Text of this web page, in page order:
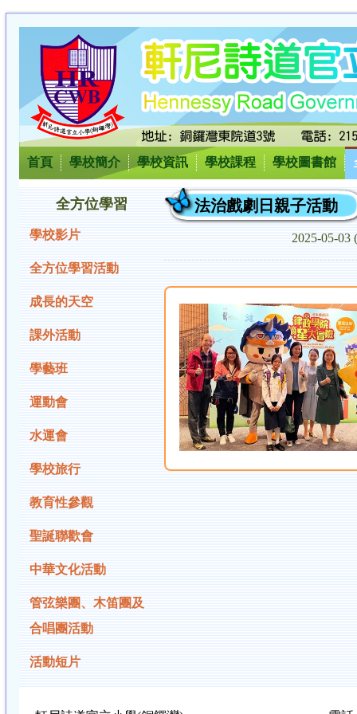
首頁 學校簡介 學校資訊 學校課程 學校圖書館
全方位學習
學校影片
全方位學習活動
成長的天空
課外活動
學藝班
運動會
水運會
學校旅行
教育性參觀
聖誕聯歡會
中華文化活動
管弦樂團、木笛團及
合唱團活動
活動短片
法治戲劇日親子活動
2025-05-03